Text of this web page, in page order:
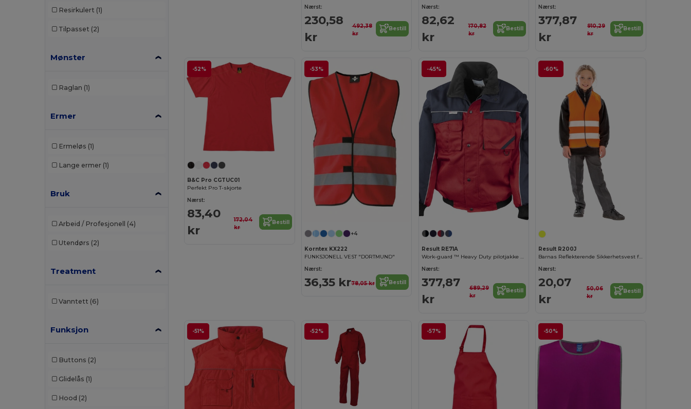
Velilla (8)
Resirkulert (1)
Tilpasset (2)
Mønster
Raglan (1)
Ermer
Ermeløs (1)
Lange ermer (1)
Bruk
Arbeid / Profesjonell (4)
Utendørs (2)
Treatment
Vanntett (6)
Funksjon
Buttons (2)
Glidelås (1)
Hood (2)
Nærst:
230,58
kr
492,38
kr
Bestill
Nærst:
82,62
kr
170,82
kr
Bestill
Nærst:
377,87
kr
910,29
kr
Bestill
-52%
B&C Pro CGTUC01
Perfekt Pro T-skjorte
Nærst:
83,40
kr
172,04
kr
Bestill
-53%
+4
Korntex KX222
FUNKSJONELL VEST "DORTMUND"
Nærst:
36,35 kr78,05 kr Bestill
-45%
Result RE71A
Work-guard ™ Heavy Duty pilotjakke med glidelås
Nærst:
377,87
kr
689,29
kr
Bestill
-60%
Result R200J
Barnas Reflekterende Sikkerhetsvest for Utendørsbruk
Nærst:
20,07
kr
50,06
kr
Bestill
-51% -52% -57% -50%